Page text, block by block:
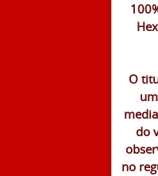
O
do
no